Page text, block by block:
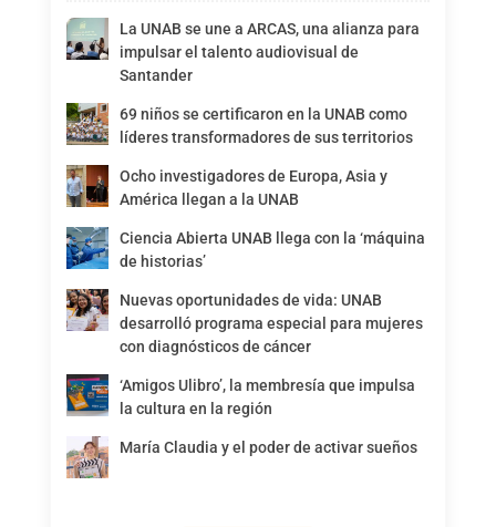
La UNAB se une a ARCAS, una alianza para
impulsar el talento audiovisual de
Santander
69 niños se certificaron en la UNAB como
líderes transformadores de sus territorios
Ocho investigadores de Europa, Asia y
América llegan a la UNAB
Ciencia Abierta UNAB llega con la ‘máquina
de historias’
Nuevas oportunidades de vida: UNAB
desarrolló programa especial para mujeres
con diagnósticos de cáncer
‘Amigos Ulibro’, la membresía que impulsa
la cultura en la región
María Claudia y el poder de activar sueños